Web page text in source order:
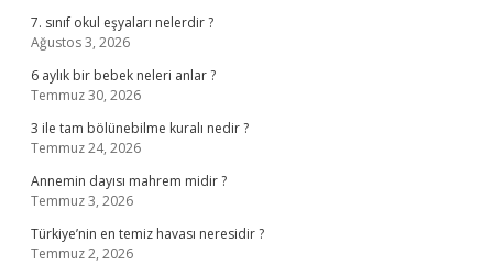
7. sınıf okul eşyaları nelerdir ?
Ağustos 3, 2026
6 aylık bir bebek neleri anlar ?
Temmuz 30, 2026
3 ile tam bölünebilme kuralı nedir ?
Temmuz 24, 2026
Annemin dayısı mahrem midir ?
Temmuz 3, 2026
Türkiye’nin en temiz havası neresidir ?
Temmuz 2, 2026